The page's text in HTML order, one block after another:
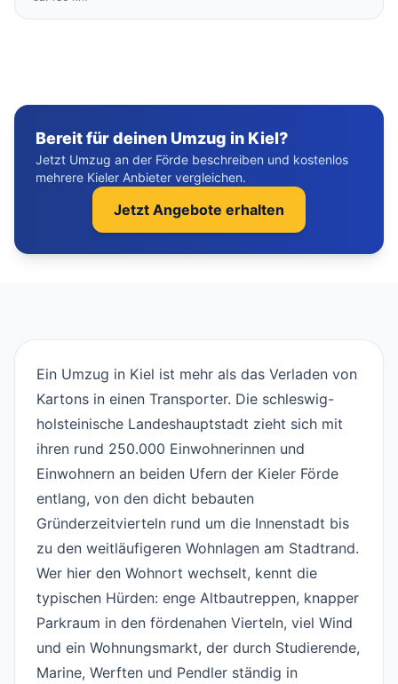
Bereit für deinen Umzug in Kiel?
Jetzt Umzug an der Förde beschreiben und kostenlos
mehrere Kieler Anbieter vergleichen.
Jetzt Angebote erhalten
Ein Umzug in Kiel ist mehr als das Verladen von
Kartons in einen Transporter. Die schleswig-
holsteinische Landeshauptstadt zieht sich mit
ihren rund 250.000 Einwohnerinnen und
Einwohnern an beiden Ufern der Kieler Förde
entlang, von den dicht bebauten
Gründerzeitvierteln rund um die Innenstadt bis
zu den weitläufigeren Wohnlagen am Stadtrand.
Wer hier den Wohnort wechselt, kennt die
typischen Hürden: enge Altbautreppen, knapper
Parkraum in den fördenahen Vierteln, viel Wind
und ein Wohnungsmarkt, der durch Studierende,
Marine, Werften und Pendler ständig in